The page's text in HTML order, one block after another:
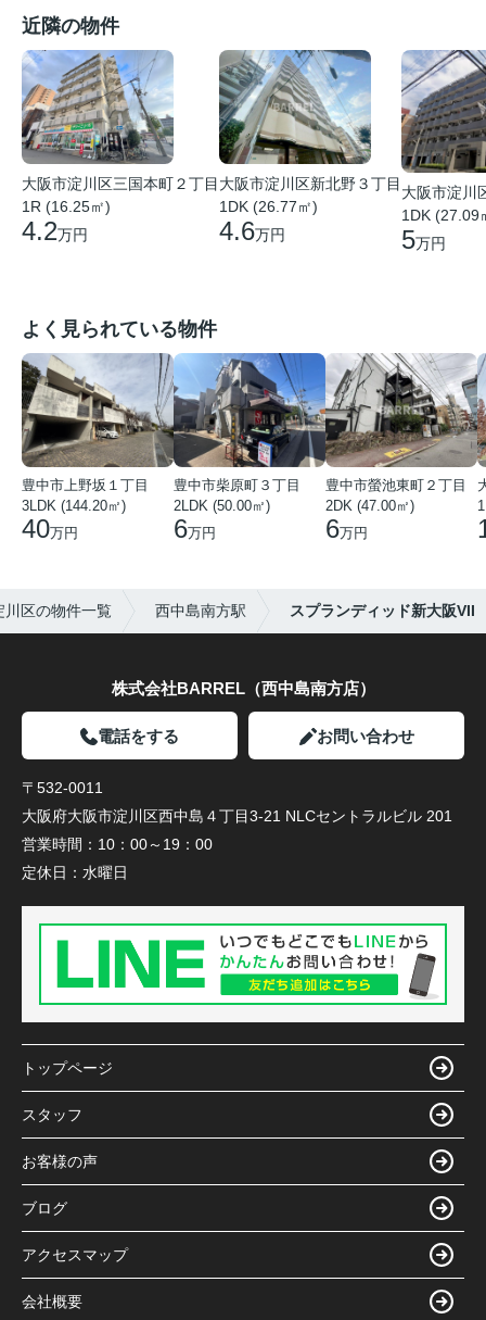
近隣の物件
大阪市淀川区三国本町２丁目
1R (16.25㎡)
4.2万円
大阪市淀川区新北野３丁目
1DK (26.77㎡)
4.6万円
大阪市淀川
1DK (27.09
5万円
よく見られている物件
豊中市上野坂１丁目
3LDK (144.20㎡)
40万円
豊中市柴原町３丁目
2LDK (50.00㎡)
6万円
豊中市螢池東町２丁目
2DK (47.00㎡)
6万円
川区の物件一覧 西中島南方駅 スプランディッド新大阪VII
株式会社BARREL（西中島南方店）
電話をする お問い合わせ
〒532-0011
大阪府大阪市淀川区西中島４丁目3-21 NLCセントラルビル 201
営業時間： 10：00～19：00
定休日： 水曜日
トップページ
スタッフ
お客様の声
ブログ
アクセスマップ
会社概要